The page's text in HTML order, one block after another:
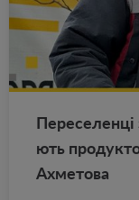
ють
Ах­ме­то­ва